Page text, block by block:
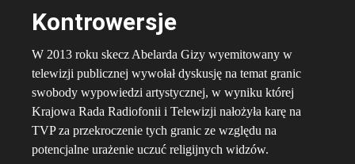
Kontrowersje
W 2013 roku skecz Abelarda Gizy wyemitowany w
telewizji publicznej wywołał dyskusję na temat granic
swobody wypowiedzi artystycznej, w wyniku której
Krajowa Rada Radiofonii i Telewizji nałożyła karę na
TVP za przekroczenie tych granic ze względu na
potencjalne urażenie uczuć religijnych widzów.